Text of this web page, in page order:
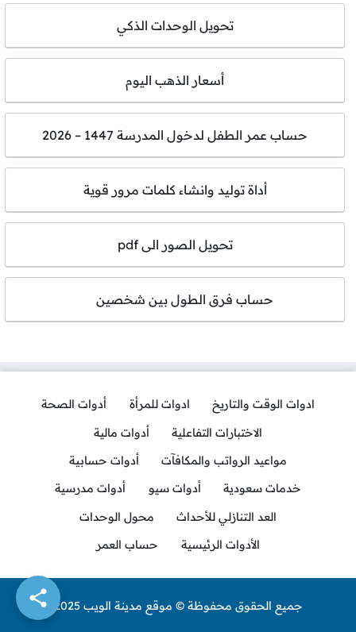
تحويل الوحدات الذكي
أسعار الذهب اليوم
حساب عمر الطفل لدخول المدرسة 1447 – 2026
أداة توليد وانشاء كلمات مرور قوية
تحويل الصور الى pdf
حساب فرق الطول بين شخصين
ادوات الوقت والتاريخ ادوات للمرأة
أدوات الصحة
الاختبارات التفاعلية
أدوات مالية
مواعيد الرواتب والمكافآت
أدوات حسابية
خدمات سعودية
أدوات سيو
أدوات مدرسية
العد التنازلي للأحداث
محول الوحدات
الأدوات الرئيسية
حساب العمر
جميع الحقوق محفوظة © موقع مدينة الويب 2025